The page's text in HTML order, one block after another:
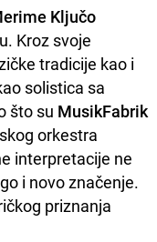
Ključo
Kroz svoje
tradicije kao i
solistica sa
što su MusikFabrik
orkestra
interpretacije ne
i novo značenje.
priznanja